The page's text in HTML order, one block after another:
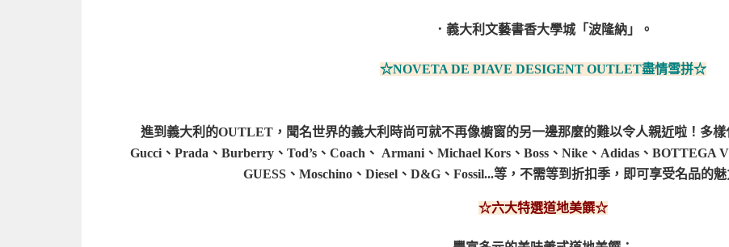
．義大利文藝書香大學城「波隆納」。
☆NOVETA DE PIAVE DESIGENT OUTLET盡情雪拼☆
進到義大利的OUTLET，聞名世界的義大利時尚可就不再像櫥窗的另一邊那麼的難以令人親近啦！ 多樣
Gucci、Prada、Burberry、Tod’s、Coach、 Armani、Michael Kors、Boss、Nike、Adidas、BOTTEGA
GUESS、Moschino、Diesel、D&G、Fossil...等，不需等到折扣季，即可享受名品的
☆六大特選道地美饌☆